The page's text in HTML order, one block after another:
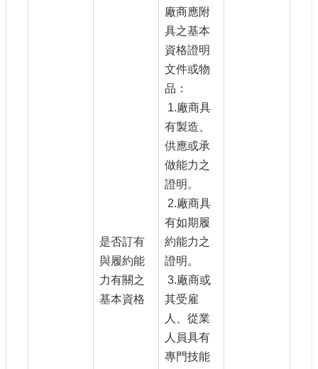
是否訂有
與履約能
力有關之
基本資格
廠商應附
具之基本
資格證明
文件或物
品：
1.廠商具
有製造、
供應或承
做能力之
證明。
2.廠商具
有如期履
約能力之
證明。
3.廠商或
其受雇
人、從業
人員具有
專門技能